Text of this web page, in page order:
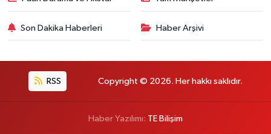
Son Dakika Haberleri Haber Arşivi
RSS Copyright © 2026. Her hakkı saklıdır.
Haber Yazılımı: TE Bilişim